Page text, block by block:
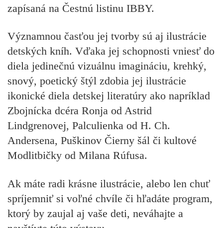
zapísaná na Čestnú listinu IBBY.
Významnou časťou jej tvorby sú aj ilustrácie
detských kníh. Vďaka jej schopnosti vniesť do
diela jedinečnú vizuálnu imagináciu, krehký,
snový, poetický štýl zdobia jej ilustrácie
ikonické diela detskej literatúry ako napríklad
Zbojnícka dcéra Ronja od Astrid
Lindgrenovej, Palculienka od H. Ch.
Andersena, Puškinov Čierny šál či kultové
Modlitbičky od Milana Rúfusa.
Ak máte radi krásne ilustrácie, alebo len chuť
spríjemniť si voľné chvíle či hľadáte program,
ktorý by zaujal aj vaše deti, neváhajte a